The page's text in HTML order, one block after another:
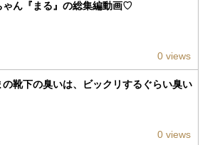
ゃん『まる』の総集編動画♡
0 views
の靴下の臭いは、ビックリするぐらい臭い
0 views